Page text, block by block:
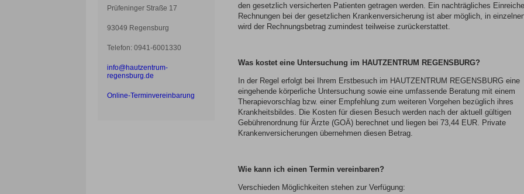
Prüfeninger Straße 17
93049 Regensburg
Telefon: 0941-6001330
info@hautzentrum-
regensburg.de
Online-Terminvereinbarung
den gesetzlich versicherten Patienten getragen werden. Ein nachträgliches
Rechnungen bei der gesetzlichen Krankenversicherung ist aber möglich, in
wird der Rechnungsbetrag zumindest teilweise zurückerstattet.
Was kostet eine Untersuchung im HAUTZENTRUM REGENSBURG?
In der Regel erfolgt bei Ihrem Erstbesuch im HAUTZENTRUM REGENSBURG eine
eingehende körperliche Untersuchung sowie eine umfassende Beratung mit einem
Therapievorschlag bzw. einer Empfehlung zum weiteren Vorgehen bezüglich ihres
Krankheitsbildes. Die Kosten für diesen Besuch werden nach der aktuell gültigen
Gebührenordnung für Ärzte (GOÄ) berechnet und liegen bei 73,44 EUR. Private
Krankenversicherungen übernehmen diesen Betrag.
Wie kann ich einen Termin vereinbaren?
Verschieden Möglichkeiten stehen zur Verfügung: